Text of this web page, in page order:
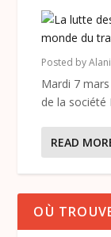
Posted by
Mardi 7 mars
de la société
READ
OÙ